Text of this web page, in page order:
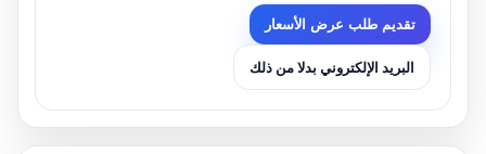
تقديم طلب عرض الأسعار
البريد الإلكتروني بدلا من ذلك